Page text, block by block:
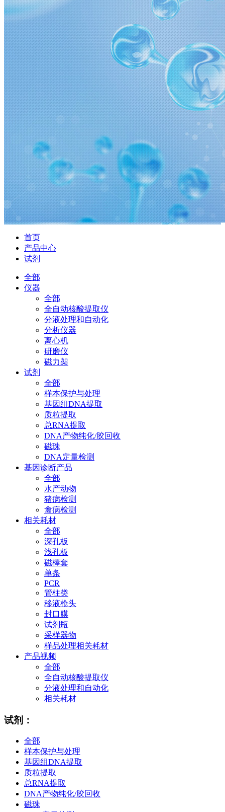
首页
产品中心
试剂
全部
仪器
全部
全自动核酸提取仪
分液处理和自动化
分析仪器
离心机
研磨仪
磁力架
试剂
全部
样本保护与处理
基因组DNA提取
质粒提取
总RNA提取
DNA产物纯化/胶回收
磁珠
DNA定量检测
基因诊断产品
全部
水产动物
猪病检测
禽病检测
相关耗材
全部
深孔板
浅孔板
磁棒套
单条
PCR
管柱类
移液枪头
封口膜
试剂瓶
采样器物
样品处理相关耗材
产品视频
全部
全自动核酸提取仪
分液处理和自动化
相关耗材
试剂：
全部
样本保护与处理
基因组DNA提取
质粒提取
总RNA提取
DNA产物纯化/胶回收
磁珠